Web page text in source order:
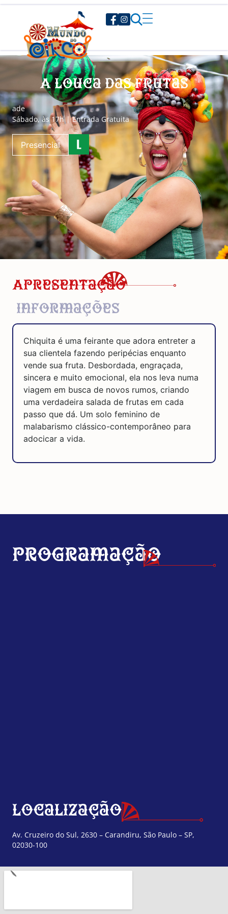
A Louca das Frutas
ade
Sábado, às 17h | Entrada Gratuita
Presencial
Apresentação
Informações
Chiquita é uma feirante que adora entreter a
sua clientela fazendo peripécias enquanto
vende sua fruta. Desbordada, engraçada,
sincera e muito emocional, ela nos leva numa
viagem em busca de novos rumos, criando
uma verdadeira salada de frutas em cada
passo que dá. Um solo feminino de
malabarismo clássico-contemporâneo para
adocicar a vida.
Programação
Localização
Av. Cruzeiro do Sul, 2630 – Carandiru, São Paulo – SP,
02030-100